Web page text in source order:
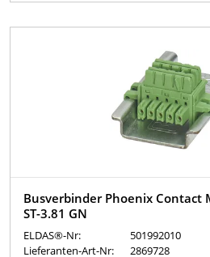
Busverbinder Phoenix Contact
ST-3.81 GN
ELDAS®-Nr:
501992010
Lieferanten-Art-Nr:
2869728